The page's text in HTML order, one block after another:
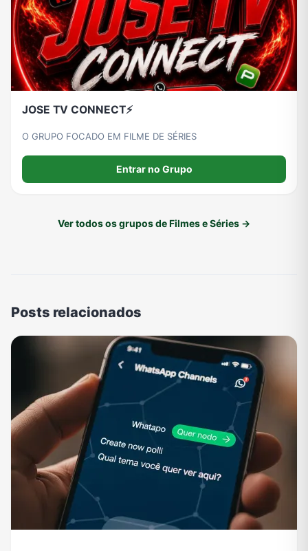
JOSE TV CONNECT⚡
O GRUPO FOCADO EM FILME DE SÉRIES
Entrar no Grupo
Ver todos os grupos de Filmes e Séries →
Posts relacionados